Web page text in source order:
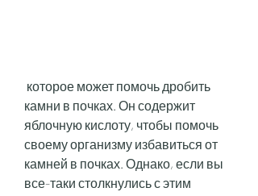
камни в почках. Он содержит
яблочную кислоту, чтобы помочь
своему организму избавиться от
камней в почках. Однако, если вы
все-таки столкнулись с этим